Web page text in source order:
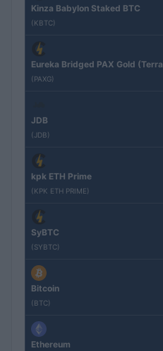
Kinza Babylon Staked BTC
(KBTC)
Eureka Bridged PAX Gold (Terra
(PAXG)
JDB
(JDB)
kpk ETH Prime
(KPK ETH PRIME)
SyBTC
(SYBTC)
Bitcoin
(BTC)
Ethereum